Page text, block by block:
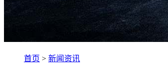
首页 > 新闻资讯